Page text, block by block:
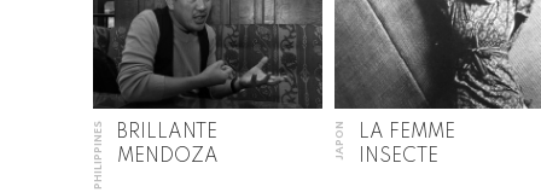
PHILIPPINES
BRILLANTE
MENDOZA
JAPON
LA FEMME
INSECTE